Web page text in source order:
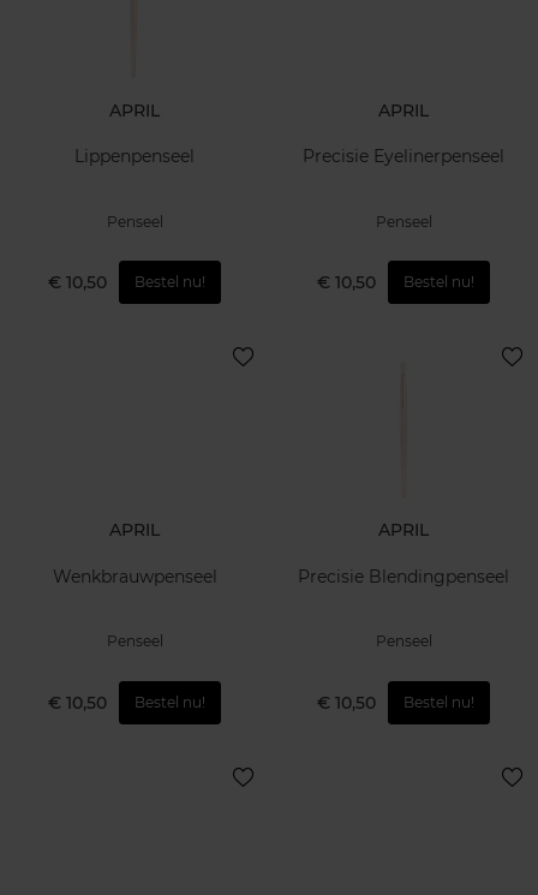
APRIL
Lippenpenseel
Penseel
€ 10,50 Bestel nu!
APRIL
Precisie Eyelinerpenseel
Penseel
€ 10,50 Bestel nu!
APRIL
Wenkbrauwpenseel
Penseel
€ 10,50 Bestel nu!
APRIL
Precisie Blendingpenseel
Penseel
€ 10,50 Bestel nu!